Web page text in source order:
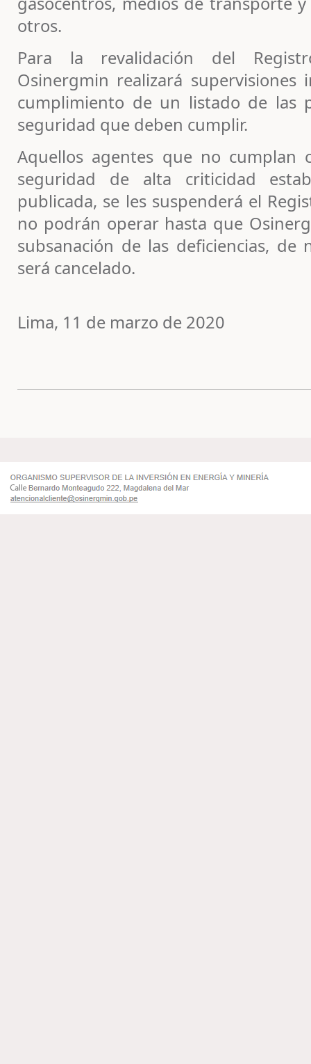
otros.
Para la revalidación del
Osinergmin realizará
cumplimiento de un listado de las
seguridad que deben cumplir.
Aquellos agentes que no cumplan
seguridad de alta criticidad
publicada, se les suspenderá el
no podrán operar hasta que
subsanación de las deficiencias, de
será cancelado.
Lima, 11 de marzo de 2020